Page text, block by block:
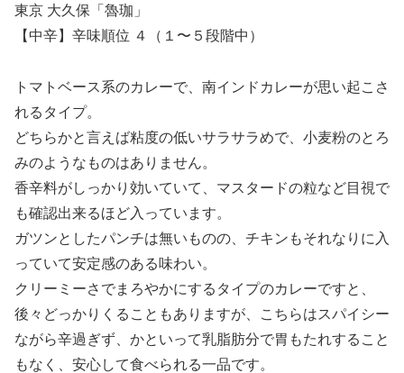
東京 大久保「魯珈」
【中辛】辛味順位 ４（１〜５段階中）
トマトベース系のカレーで、南インドカレーが思い起こさ
れるタイプ。
どちらかと言えば粘度の低いサラサラめで、小麦粉のとろ
みのようなものはありません。
香辛料がしっかり効いていて、マスタードの粒など目視で
も確認出来るほど入っています。
ガツンとしたパンチは無いものの、チキンもそれなりに入
っていて安定感のある味わい。
クリーミーさでまろやかにするタイプのカレーですと、
後々どっかりくることもありますが、こちらはスパイシー
ながら辛過ぎず、かといって乳脂肪分で胃もたれすること
もなく、安心して食べられる一品です。